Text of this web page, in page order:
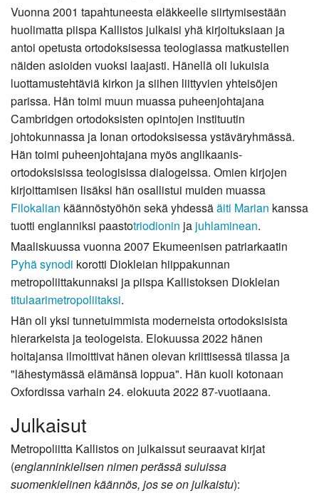
Vuonna 2001 tapahtuneesta eläkkeelle siirtymisestään
huolimatta piispa Kallistos julkaisi yhä kirjoituksiaan ja
antoi opetusta ortodoksisessa teologiassa matkustellen
näiden asioiden vuoksi laajasti. Hänellä oli lukuisia
luottamustehtäviä kirkon ja siihen liittyvien yhteisöjen
parissa. Hän toimi muun muassa puheenjohtajana
Cambridgen ortodoksisten opintojen instituutin
johtokunnassa ja Ionan ortodoksisessa ystäväryhmässä.
Hän toimi puheenjohtajana myös anglikaanis-
ortodoksisissa teologisissa dialogeissa. Omien kirjojen
kirjoittamisen lisäksi hän osallistui muiden muassa
Filokalian käännöstyöhön sekä yhdessääiti Marian kanssa
tuotti englanniksi paastotriodionin ja juhlaminean.
Maaliskuussa vuonna 2007 Ekumeenisen patriarkaatin
Pyhä synodi korotti Diokleian hiippakunnan
metropoliittakunnaksi ja piispa Kallistoksen Diokleian
titulaarimetropoliitaksi.
Hän oli yksi tunnetuimmista moderneista ortodoksisista
hierarkeista ja teologeista. Elokuussa 2022 hänen
hoitajansa ilmoittivat hänen olevan kriittisessä tilassa ja
"lähestymässä elämänsä loppua". Hän kuoli kotonaan
Oxfordissa varhain 24. elokuuta 2022 87-vuotiaana.
Julkaisut
Metropoliitta Kallistos on julkaissut seuraavat kirjat
(englanninkielisen nimen perässä suluissa
suomenkielinen käännös, jos se on julkaistu):